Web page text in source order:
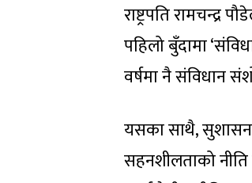
राष्ट्रपति
पहिलो बुँदामा
वर्षमा नै संविधान
यसका साथै,
सहनशीलताको नीति